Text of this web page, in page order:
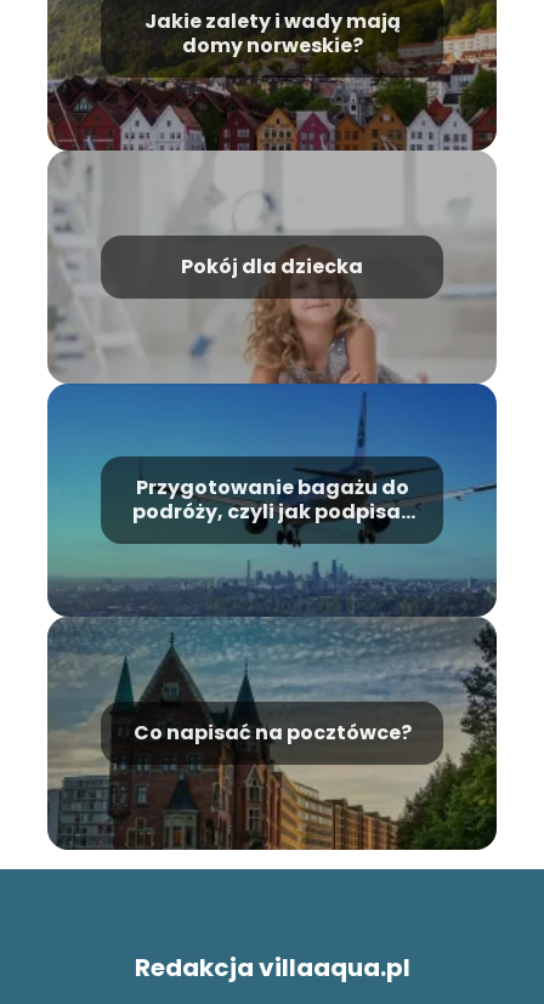
Jakie zalety i wady mają
domy norweskie?
Pokój dla dziecka
Przygotowanie bagażu do
podróży, czyli jak podpisać
bagaż do samolotu?
Co napisać na pocztówce?
Redakcja villaaqua.pl